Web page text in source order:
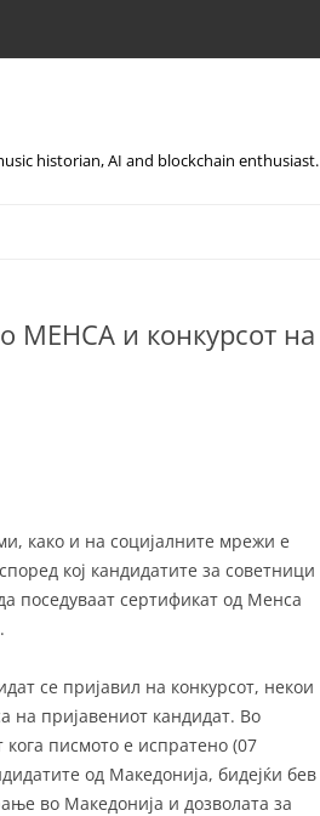
historian, AI and blockchain enthusiast.
и конкурсот на
како и на социјалните мрежи е
кој кандидатите за советници
поседуваат сертификат од Менса
се пријавил на конкурсот, некои
на пријавениот кандидат. Во
писмото е испратено (07
од Македонија, бидејќи бев
во Македонија и дозволата за